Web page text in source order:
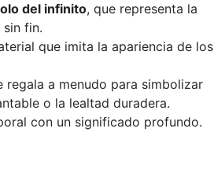
del infinito, que representa la
fin.
que imita la apariencia de los
regala a menudo para simbolizar
o la lealtad duradera.
con un significado profundo.